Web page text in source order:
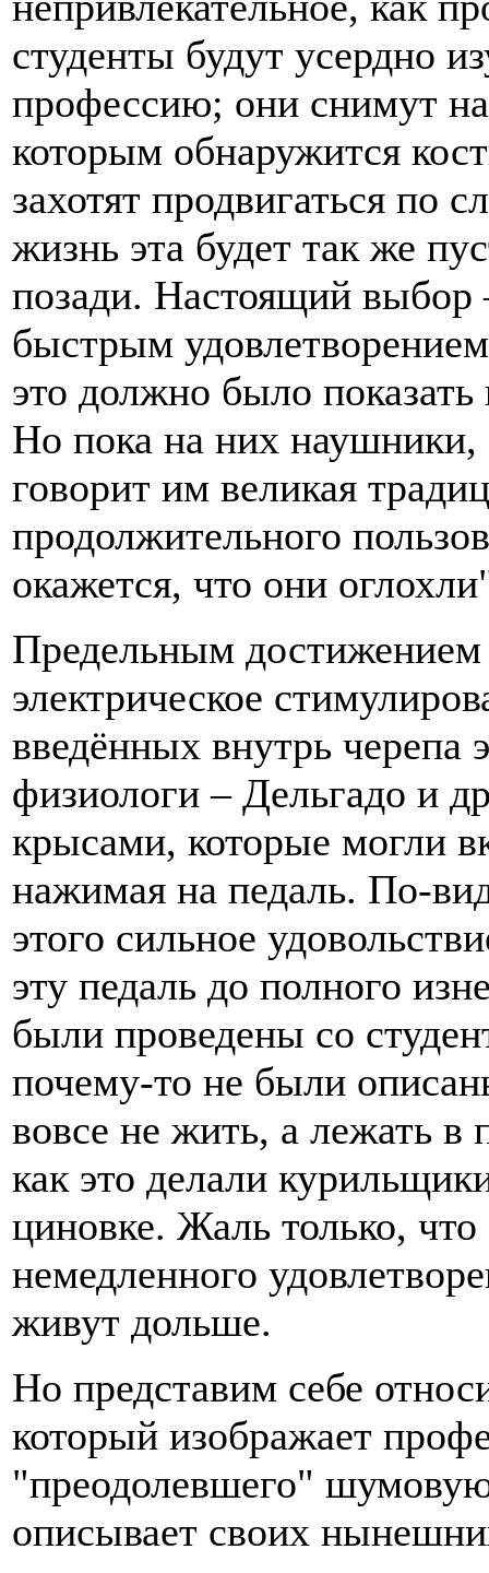
студенты будут усердно
профессию; они снимут
которым обнаружится
захотят продвигаться по
жизнь эта будет так же
позади. Настоящий выбор
быстрым
это должно было
Но пока на них
говорит им великая
продолжительного
окажется, что они
Предельным
электрическое
введённых внутрь черепа
физиологи – Дельгадо и
крысами, которые могли
нажимая на педаль. По-
этого сильное
эту педаль до полного
были проведены со
почему-то не были
вовсе не жить, а лежать в
как это делали
циновке. Жаль только,
немедленного
живут дольше.
Но представим себе
который изображает
"преодолевшего"
описывает своих